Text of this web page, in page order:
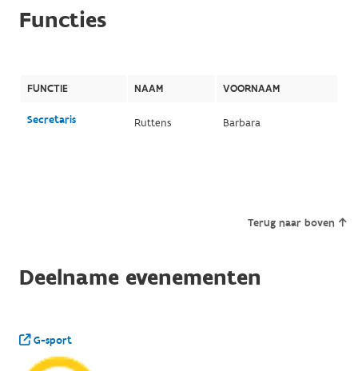
Functies
FUNCTIE NAAM VOORNAAM
Secretaris Ruttens Barbara
Terug naar boven
Deelname evenementen
G-sport